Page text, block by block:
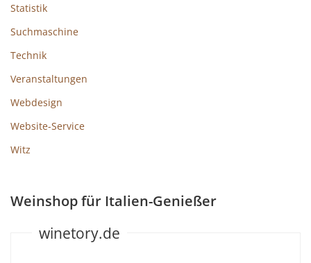
Statistik
Suchmaschine
Technik
Veranstaltungen
Webdesign
Website-Service
Witz
Weinshop für Italien-Genießer
winetory.de